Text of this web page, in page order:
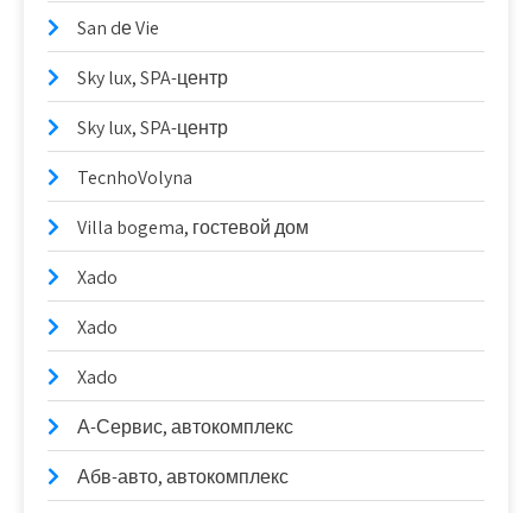
San dе Vie
Sky lux, SPA-центр
Sky lux, SPA-центр
TecnhoVolyna
Villa bogema, гостевой дом
Xado
Xado
Xado
А-Сервис, автокомплекс
Абв-авто, автокомплекс